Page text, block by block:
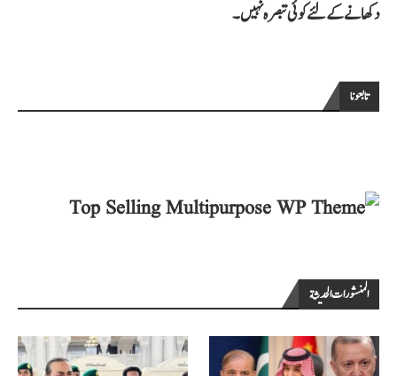
دکھانے کے لئے کوئی تبصرہ نہیں۔
تابعونا
المنشورات الحديثة